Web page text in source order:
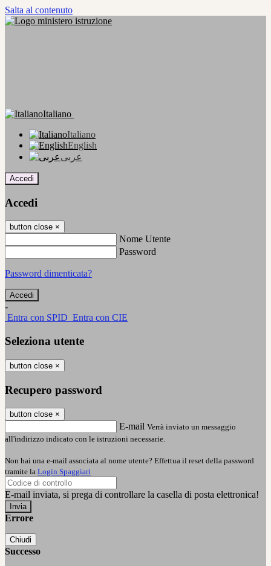
Salta al contenuto
Italiano
Italiano
English
عربى
Accedi
Accedi
button close ×
Nome Utente
Password
Password dimenticata?
-
Entra con SPID Entra con CIE
Seleziona utente
button close ×
Recupero password
button close ×
E-mail Verrà inviato un messaggio
all'indirizzo indicato con le istruzioni necessarie.
Non hai una e-mail associata al nome utente? Effettua il reset della password
tramite la Login Spaggiari
E-mail inviata, si prega di controllare la casella di posta elettronica!
Errore
Chiudi
Successo